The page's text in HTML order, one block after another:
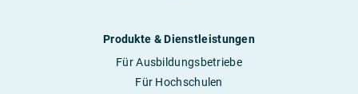
Produkte & Dienstleistungen
Für Ausbildungsbetriebe
Für Hochschulen